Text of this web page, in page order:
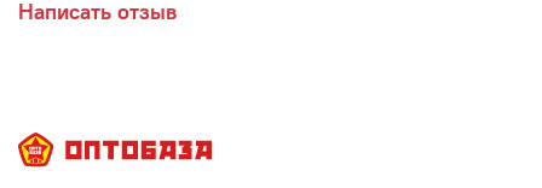
Написать отзыв